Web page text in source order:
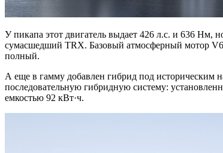
У пикапа этот двигатель выдает 426 л.с. и 636 Нм,
сумасшедший TRX. Базовый атмосферный мотор
полный.
А еще в гамму добавлен гибрид под историческим
последовательную гибридную систему:
емкостью 92 кВт·ч.